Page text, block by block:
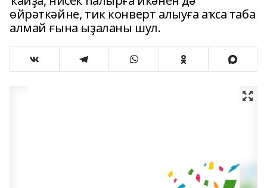
өйрәткәйне, тик конверт алыуға аҡса таба
алмай ғына ыҙаланы шул.